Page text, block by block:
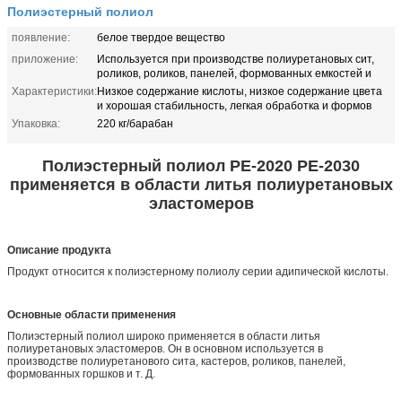
Полиэстерный полиол
появление:
белое твердое вещество
приложение:
Используется при производстве полиуретановых сит,
роликов, роликов, панелей, формованных емкостей и
Характеристики:Низкое содержание кислоты, низкое содержание цвета
и хорошая стабильность, легкая обработка и формов
Упаковка:
220 кг/барабан
Полиэстерный полиол PE-2020 PE-2030
применяется в области литья полиуретановых
эластомеров
Описание продукта
Продукт относится к полиэстерному полиолу серии адипической кислоты.
Основные области применения
Полиэстерный полиол широко применяется в области литья
полиуретановых эластомеров. Он в основном используется в
производстве полиуретанового сита, кастеров, роликов, панелей,
формованных горшков и т. Д.